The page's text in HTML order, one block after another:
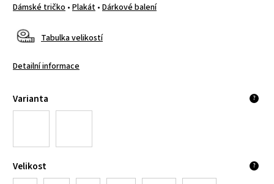
Dámské tričko • Plakát • Dárkové balení
Tabulka velikostí
Detailní informace
Varianta ?
Velikost ?